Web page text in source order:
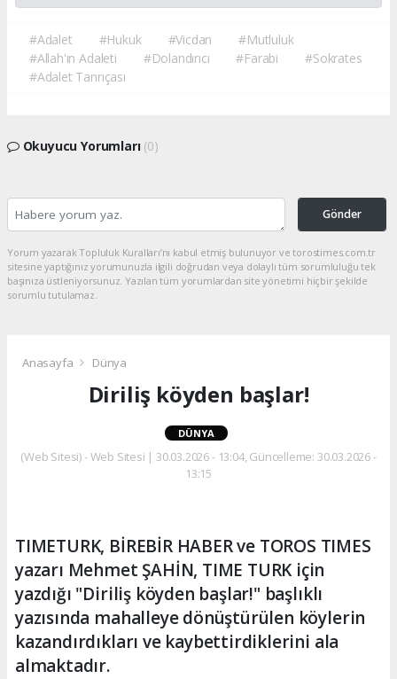
#Adalet #Hukuk #Vicdan
#Mutluluk
#Allah'ın Adaleti
#Dolandırıcı #Farabi
#Sokrates
#Adalet Tanrıçası
Okuyucu Yorumları (0)
Gönder
Yorum yazarak Topluluk Kuralları’nı kabul etmiş bulunuyor ve torostimes.com.tr
sitesine yaptığınız yorumunuzla ilgili doğrudan veya dolaylı tüm sorumluluğu tek
başınıza üstleniyorsunuz. Yazılan tüm yorumlardan site yönetimi hiçbir şekilde
sorumlu tutulamaz.
Anasayfa Dünya
Diriliş köyden başlar!
DÜNYA
(Web Sitesi) - Web Sitesi | 30.03.2026 - 13:04, Güncelleme: 30.03.2026 -
13:15
TIMETURK, BİREBİR HABER ve TOROS TIMES
yazarı Mehmet ŞAHİN, TIME TURK için
yazdığı "Diriliş köyden başlar!" başlıklı
yazısında mahalleye dönüştürülen köylerin
kazandırdıkları ve kaybettirdiklerini ala
almaktadır.